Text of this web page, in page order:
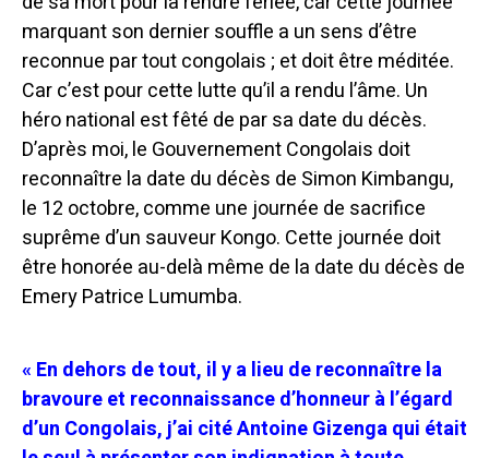
marquant son dernier souffle a un sens d’être
reconnue par tout congolais ; et doit être méditée.
Car c’est pour cette lutte qu’il a rendu l’âme. Un
héro national est fêté de par sa date du décès.
D’après moi, le Gouvernement Congolais doit
reconnaître la date du décès de Simon Kimbangu,
le 12 octobre, comme une journée de sacrifice
suprême d’un sauveur Kongo. Cette journée doit
être honorée au-delà même de la date du décès de
Emery Patrice Lumumba.
« En dehors de tout, il y a lieu de reconnaître la
bravoure et reconnaissance d’honneur à l’égard
d’un Congolais, j’ai cité Antoine Gizenga qui était